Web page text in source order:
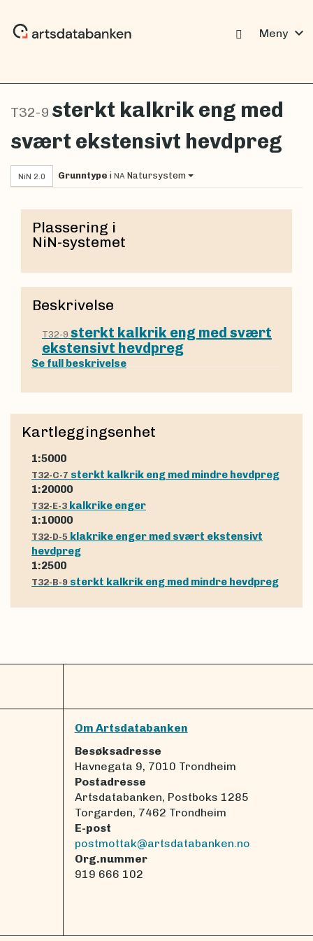
Meny expand_more
T32-9 sterkt kalkrik eng med
svært ekstensivt hevdpreg
NiN 2.0 Grunntype i NA Natursystem
Plassering i
NiN-systemet
Beskrivelse
T32-9 sterkt kalkrik eng med svært
ekstensivt hevdpreg
Se full beskrivelse
Kartleggingsenhet
1:5000
T32-C-7 sterkt kalkrik eng med mindre hevdpreg
1:20000
T32-E-3 kalkrike enger
1:10000
T32-D-5 klakrike enger med svært ekstensivt
hevdpreg
1:2500
T32-B-9 sterkt kalkrik eng med mindre hevdpreg
Om Artsdatabanken
Besøksadresse
Havnegata 9, 7010 Trondheim
Postadresse
Artsdatabanken, Postboks 1285
Torgarden, 7462 Trondheim
E-post
postmottak@artsdatabanken.no
Org.nummer
919 666 102